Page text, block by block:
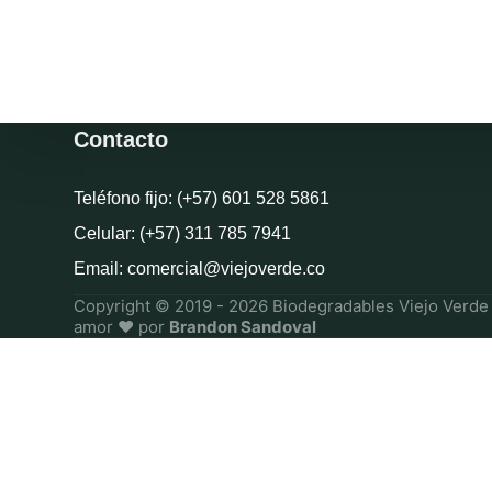
Contacto
Teléfono fijo: (+57) 601 528 5861
Celular: (+57) 311 785 7941
Email: comercial@viejoverde.co
Copyright © 2019 - 2026 Biodegradables Viejo
amor ❤ por Brandon Sandoval